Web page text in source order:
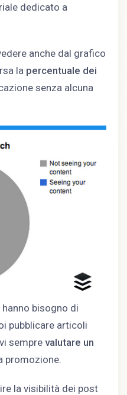
dedicato a
anche dal grafico
la percentuale dei
senza alcuna
bisogno di
pubblicare articoli
sempre valutare un
promozione.
la visibilità dei post